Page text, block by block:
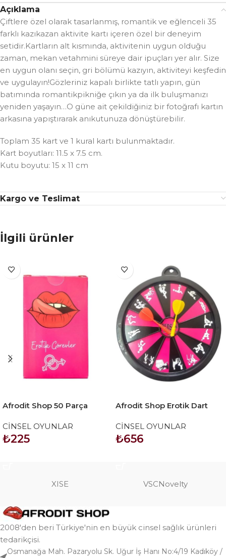
Açıklama
Çiftlere özel olarak tasarlanmış, romantik ve eğlenceli 35
farklı kazıkazan aktivite kartı içeren özel bir deneyim
setidir.Kartların alt kısmında, aktivitenin uygun olduğu
zaman, mekan vetahmini süreye dair ipuçları yer alır. Size
en uygun olanı seçin, gri bölümü kazıyın, aktiviteyi keşfedin
ve uygulayın!Gözleriniz kapalı birlikte tatlı yapın, gün
batımında romantikpikniğe çıkın ya da ilk buluşmanızı
yeniden yaşayın…O güne ait çekildiğiniz bir fotoğrafı kartın
arkasına yapıştırarak anıkutunuza dönüştürebilir.
Toplam 35 kart ve 1 kural kartı bulunmaktadır.
Kart boyutları: 11.5 x 7.5 cm.
Kutu boyutu: 15 x 11 cm
Kargo ve Teslimat
İlgili ürünler
Afrodit Shop 50 Parça
Çiftler İçin Özel Oyun Seti
CİNSEL OYUNLAR
₺225
Afrodit Shop Erotik Dart
CİNSEL OYUNLAR
₺656
XISE VSCNovelty
2008'den beri Türkiye'nin en büyük cinsel sağlık ürünleri
tedarikçisi.
Osmanağa Mah. Pazaryolu Sk. Uğur İş Hanı No:4/19 Kadıköy /